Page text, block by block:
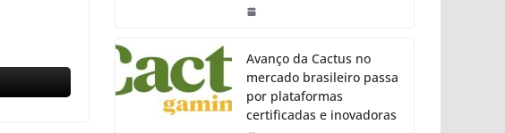
Avanço da Cactus no
mercado brasileiro passa
por plataformas
certificadas e inovadoras